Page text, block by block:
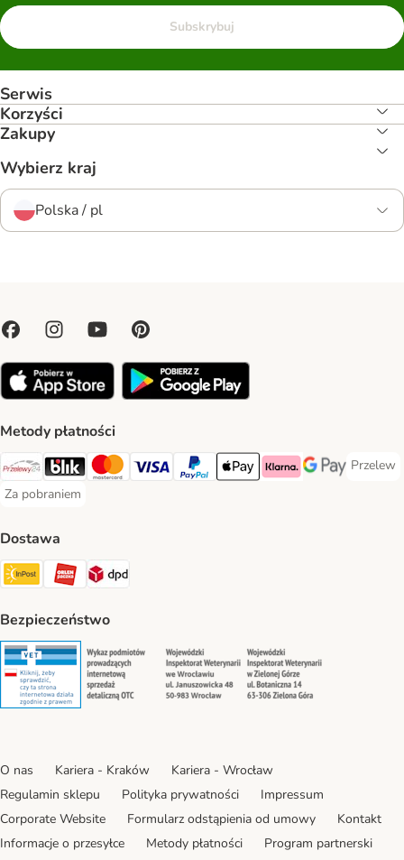
Subskrybuj
Serwis
Korzyści
Zakupy
Wybierz kraj
Polska / pl
Metody płatności
Przelewy24 Payment Method
Blik Payment Method
MasterCard Payment Method
Visa Payment Method
PayPal Payment Method
Apple Pay Payment Method
Klarna Payment Method
Google Pay
Przelew
Przelew
Za pobraniem
Za pobraniem Payment Method
Dostawa
Paczkomat® Shipping Method
ORLEN Paczka Shipping Method
DPD Shipping Method
Bezpieczeństwo
Security Security Security
O nas Kariera - Kraków
Kariera - Wrocław
Regulamin sklepu
Polityka prywatności
Impressum
Corporate Website
Formularz odstąpienia od umowy
Kontakt
Informacje o przesyłce
Metody płatności
Program partnerski